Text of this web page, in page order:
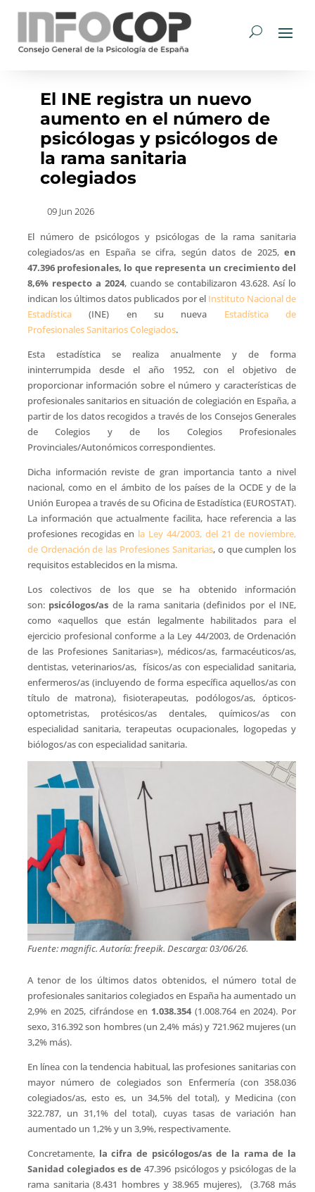
El INE registra un nuevo
aumento en el número de
psicólogas y psicólogos de
la rama sanitaria
colegiados
09 Jun 2026
El número de psicólogos y psicólogas de la rama sanitaria
colegiados/as en España se cifra, según datos de 2025,en
47.396 profesionales, lo que representa un crecimiento del
8,6% respecto a 2024, cuando se contabilizaron 43.628. Así lo
indican los últimos datos publicados por el Instituto Nacional de
Estadística(INE) en su nueva Estadística de
Profesionales Sanitarios Colegiados.
Esta estadística se realiza anualmente y de forma
ininterrumpida desde el año 1952, con el objetivo de
proporcionar información sobre el número y características de
profesionales sanitarios en situación de colegiación en España, a
partir de los datos recogidos a través de los Consejos Generales
de Colegios y de los Colegios Profesionales
Provinciales/Autonómicos correspondientes.
Dicha información reviste de gran importancia tanto a nivel
nacional, como en el ámbito de los países de la OCDE y de la
Unión Europea a través de su Oficina de Estadística (EUROSTAT).
La información que actualmente facilita, hace referencia a las
profesiones recogidas en la Ley 44/2003, del 21 de noviembre,
de Ordenación de las Profesiones Sanitarias, o que cumplen los
requisitos establecidos en la misma.
Los colectivos de los que se ha obtenido información
son: psicólogos/asde la rama sanitaria (definidos por el INE,
como «aquellos que están legalmente habilitados para el
ejercicio profesional conforme a la Ley 44/2003, de Ordenación
de las Profesiones Sanitarias»), médicos/as, farmacéuticos/as,
dentistas, veterinarios/as, físicos/as con especialidad sanitaria,
enfermeros/as (incluyendo de forma específica aquellos/as con
título de matrona), fisioterapeutas, podólogos/as, ópticos-
optometristas, protésicos/as dentales, químicos/as con
especialidad sanitaria, terapeutas ocupacionales, logopedas y
biólogos/as con especialidad sanitaria.
Fuente: magnific. Autoría: freepik. Descarga: 03/06/26.
A tenor de los últimos datos obtenidos, el número total de
profesionales sanitarios colegiados en España ha aumentado un
2,9% en 2025, cifrándose en 1.038.354(1.008.764 en 2024). Por
sexo, 316.392 son hombres (un 2,4% más) y 721.962 mujeres (un
3,2% más).
En línea con la tendencia habitual, las profesiones sanitarias con
mayor número de colegiados son Enfermería (con 358.036
colegiados/as, esto es, un 34,5% del total), y Medicina (con
322.787, un 31,1% del total), cuyas tasas de variación han
aumentado un 1,2% y un 3,9%, respectivamente.
Concretamente, la cifra de psicólogos/as de la rama de la
Sanidad colegiados es de47.396 psicólogos y psicólogas de la
rama sanitaria (8.431 hombres y 38.965 mujeres),
(3.768 más